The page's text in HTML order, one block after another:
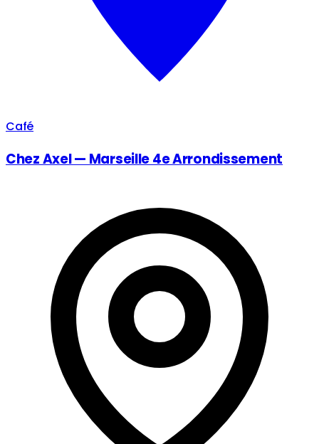
Café
Chez Axel — Marseille 4e Arrondissement